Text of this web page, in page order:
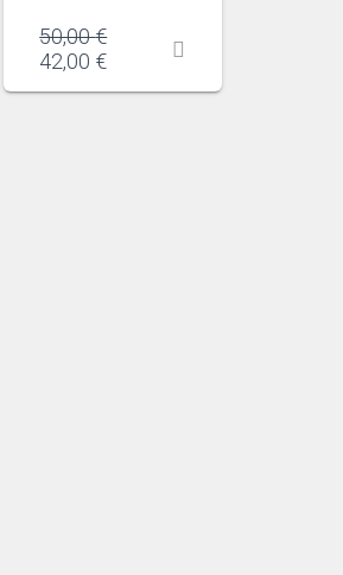
50,00€
42,00 €